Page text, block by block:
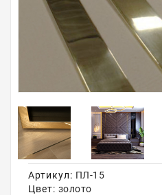
Оплата
Доставка
Самовывоз
Акции
Артикул: ПЛ-15
Цвет: золото